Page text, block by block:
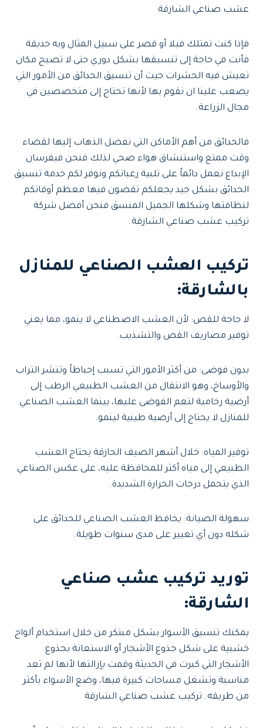
عشب صناعي الشارقة
فإذا كنت تمتلك فيلا أو قصر على سبيل المثال وبه حديقة
فأنت في حاجة إلى تنسيقها بشكل دوري حتى لا تصبح مكان
تعيش فيه الحشرات حيث أن تنسيق الحدائق من الأمور التي
يصعب علينا ان نقوم بها لأنها تحتاج إلى متخصصين في
مجال الزراعة.
فالحدائق من أهم الأماكن التي نفضل الذهاب إليها لقضاء
وقت ممتع واستنشاق هواء صحي لذلك فنحن فيفرسان
الإبداع نعمل دائماً على تلبية رغباتكم ونوفر لكم خدمة تنسيق
الحدائق بشكل جيد يجعلكم تقضون فيها معظم أوقاتكم
لنظافتها وشكلها الجميل المنسق فنحن أفضل شركة
تركيب عشب صناعي الشارقة.
تركيب العشب الصناعي للمنازل
بالشارقة:
لا حاجة للقص: لأن العشب الاصطناعي لا ينمو، مما يعني
توفير مصاريف القص والتشذيب.
بدون فوضى: من أكثر الأمور التي تسبب إحباطاً وتنشر التراب
والأوساخ، وهو الانتقال من العشب الطبيعي الرطب إلى
أرضية رخامية لتعم الفوضى عليها، بينما العشب الصناعي
للمنازل لا يحتاج إلى أرضية طينية لينمو.
توفير المياه: خلال أشهر الصيف الحارقة يحتاج العشب
الطبيعي إلى مياه أكثر للمحافظة عليه، على عكس الصناعي
الذي يتحمل درجات الحرارة الشديدة.
سهولة الصيانة: يحافظ العشب الصناعي للحدائق على
شكله دون أي تغيير على مدى سنوات طويلة.
توريد تركيب عشب صناعي
الشارقة:
يمكنك تنسيق الأسوار بشكل مبتكر من خلال استخدام ألواح
خشبية على شكل جذوع الأشجار أو الاستعانة بجذوع
الأشجار التي كبرت في الحديثة وقمت بإزالتها لأنها لم تعد
مناسبة وتشغل مساحات كبيرة فيها، وضع الأسواء بأكثر
من طريقه. تركيب عشب صناعي الشارقة